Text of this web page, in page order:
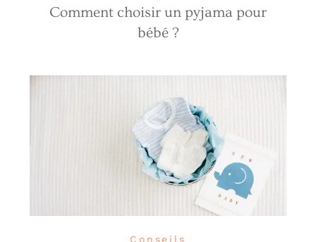
Comment choisir un pyjama pour
bébé ?
Conseils